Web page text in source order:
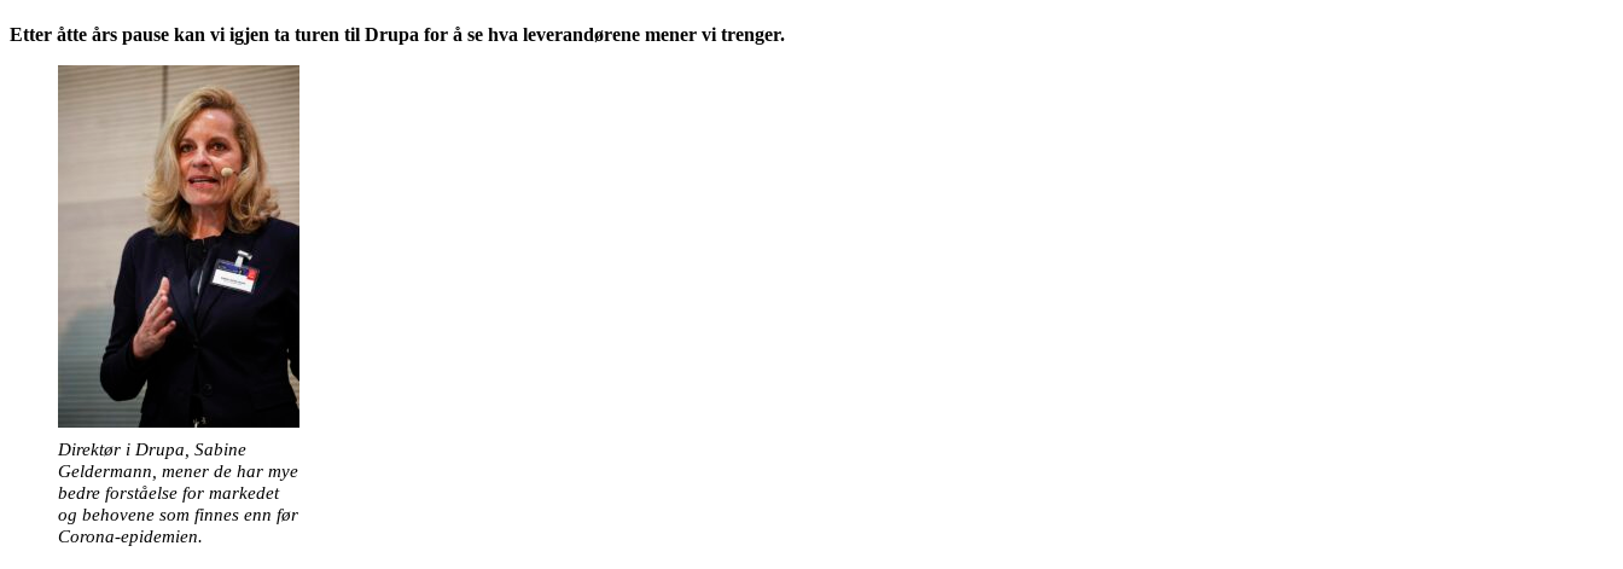
Etter åtte års pause kan vi igjen ta turen til Drupa for å se hva leverandørene mener vi trenger.
Direktør i Drupa, Sabine
Geldermann, mener de har mye
bedre forståelse for markedet
og behovene som finnes enn før
Corona-epidemien.